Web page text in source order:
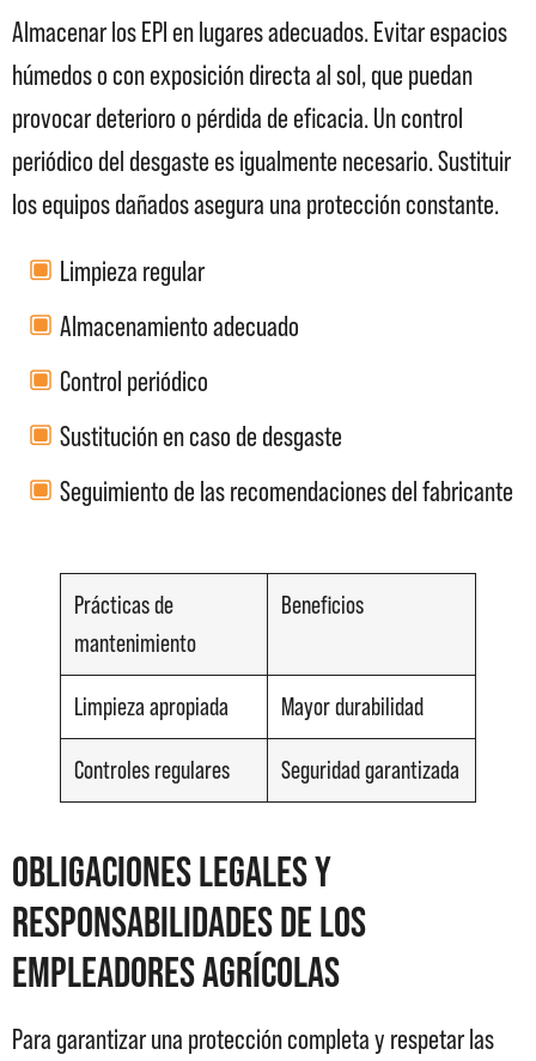
Almacenar los EPI en lugares adecuados. Evitar espacios
húmedos o con exposición directa al sol, que puedan
provocar deterioro o pérdida de eficacia. Un control
periódico del desgaste es igualmente necesario. Sustituir
los equipos dañados asegura una protección constante.
Limpieza regular
Almacenamiento adecuado
Control periódico
Sustitución en caso de desgaste
Seguimiento de las recomendaciones del fabricante
Prácticas de
mantenimiento
Beneficios
Limpieza apropiada Mayor durabilidad
Controles regulares Seguridad garantizada
Obligaciones legales y
responsabilidades de los
empleadores agrícolas
Para garantizar una protección completa y respetar las